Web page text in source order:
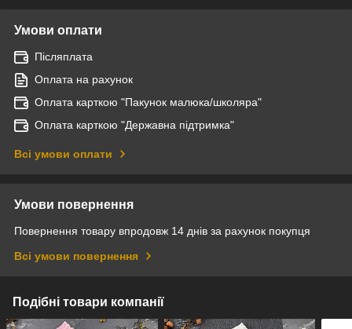
Умови оплати
Післяплата
Оплата на рахунок
Оплата карткою "Пакунок малюка/школяра"
Оплата карткою "Державна підтримка"
Всі умови оплати
Умови повернення
Повернення товару впродовж 14 днів за рахунок покупця
Всі умови повернення
Подібні товари компанії